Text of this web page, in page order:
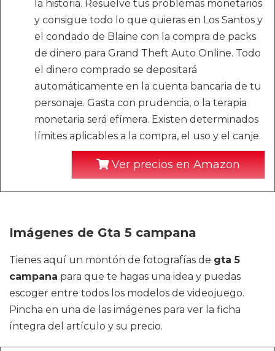
la historia. Resuelve tus problemas monetarios
y consigue todo lo que quieras en Los Santos y
el condado de Blaine con la compra de packs
de dinero para Grand Theft Auto Online. Todo
el dinero comprado se depositará
automáticamente en la cuenta bancaria de tu
personaje. Gasta con prudencia, o la terapia
monetaria será efímera. Existen determinados
límites aplicables a la compra, el uso y el canje.
Ver precios en Amazon
Imágenes de Gta 5 campana
Tienes aquí un montón de fotografías de gta 5
campana para que te hagas una idea y puedas
escoger entre todos los modelos de videojuego.
Pincha en una de las imágenes para ver la ficha
íntegra del artículo y su precio.